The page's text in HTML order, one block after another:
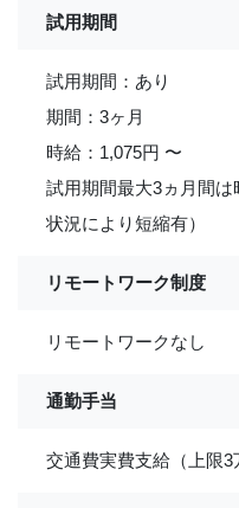
試用期間
試用期間：あり
期間：3ヶ月
時給：1,075円 〜
試用期間最大3ヵ月間
状況により短縮有）
リモートワーク制度
リモートワークなし
通勤手当
交通費実費支給（上限3